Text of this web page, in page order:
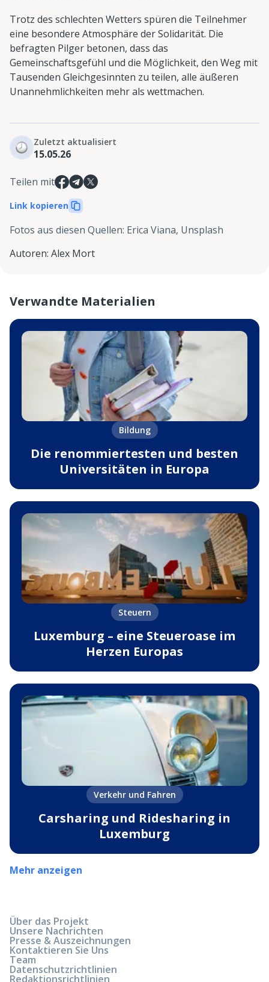
Trotz des schlechten Wetters spüren die Teilnehmer
eine besondere Atmosphäre der Solidarität. Die
befragten Pilger betonen, dass das
Gemeinschaftsgefühl und die Möglichkeit, den Weg mit
Tausenden Gleichgesinnten zu teilen, alle äußeren
Unannehmlichkeiten mehr als wettmachen.
Zuletzt aktualisiert
15.05.26
Teilen mit
Link kopieren
Fotos aus diesen Quellen: Erica Viana, Unsplash
Autoren: Alex Mort
Verwandte Materialien
Bildung
Die renommiertesten und besten
Universitäten in Europa
Steuern
Luxemburg – eine Steueroase im
Herzen Europas
Verkehr und Fahren
Carsharing und Ridesharing in
Luxemburg
Mehr anzeigen
Über das Projekt
Unsere Nachrichten
Presse & Auszeichnungen
Kontaktieren Sie Uns
Team
Datenschutzrichtlinien
Redaktionsrichtlinien